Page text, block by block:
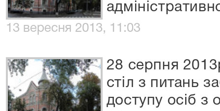
13 вересня 2013, 11:03
28 серпня
стіл з питань
доступу осіб